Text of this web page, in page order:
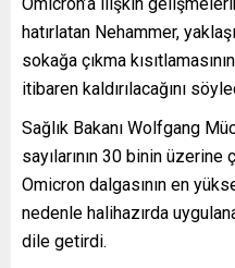
hatırlatan Nehammer,
sokağa çıkma
itibaren kaldırılacağını
Sağlık Bakanı Wolfgang
sayılarının 30 binin üzerine
Omicron dalgasının en
nedenle halihazırda
dile getirdi.